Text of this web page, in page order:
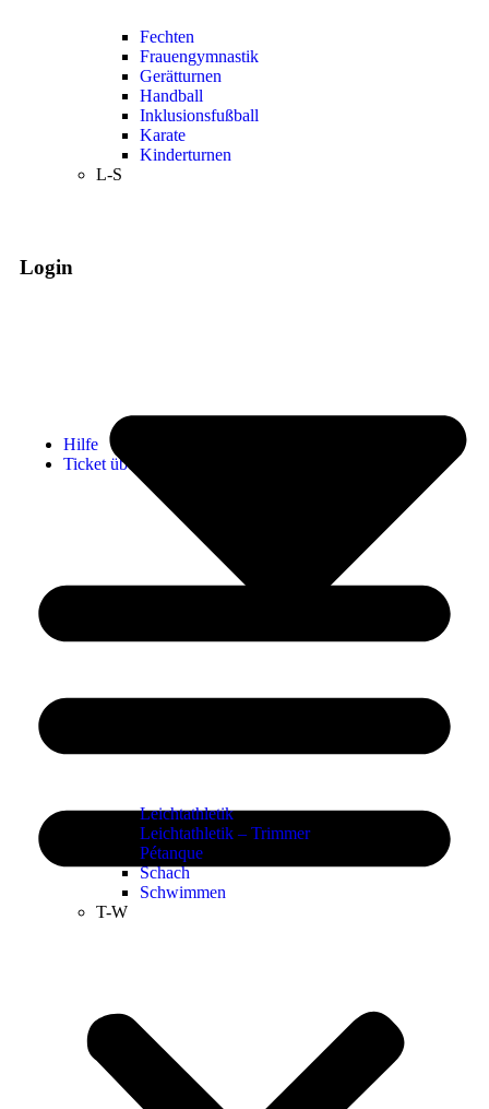
Fechten
Frauengymnastik
Gerätturnen
Handball
Inklusionsfußball
Karate
Kinderturnen
L-S
Leichtathletik
Leichtathletik – Trimmer
Pétanque
Schach
Schwimmen
T-W
Login
Hilfe
Ticket übermitteln (Supportanfrage)